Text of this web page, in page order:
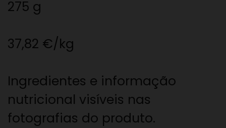
275 g
37,82 €/kg
Ingredientes e informação
nutricional visíveis nas
fotografias do produto.